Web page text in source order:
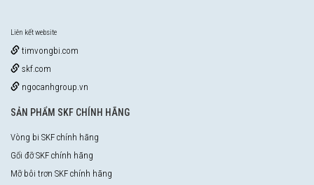
Liên kết website
timvongbi.com
skf.com
ngocanhgroup.vn
SẢN PHẨM SKF CHÍNH HÃNG
Vòng bi SKF chính hãng
Gối đỡ SKF chính hãng
Mỡ bôi trơn SKF chính hãng